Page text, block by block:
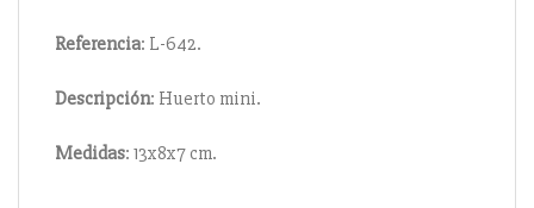
Referencia: L-642.
Descripción: Huerto mini.
Medidas: 13x8x7 cm.